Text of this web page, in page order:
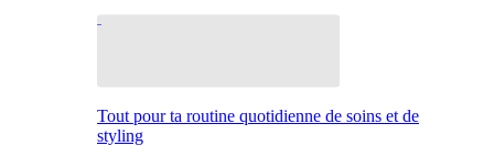
Tout pour ta routine quotidienne de soins et de
styling